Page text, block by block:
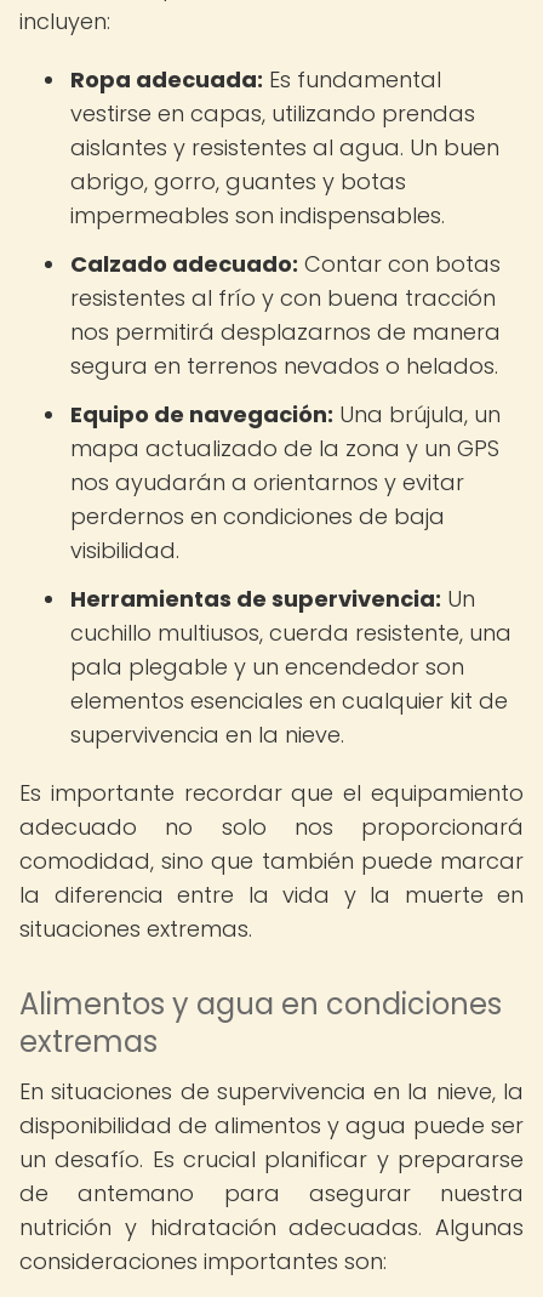
incluyen:
Ropa adecuada: Es fundamental
vestirse en capas, utilizando prendas
aislantes y resistentes al agua. Un buen
abrigo, gorro, guantes y botas
impermeables son indispensables.
Calzado adecuado: Contar con botas
resistentes al frío y con buena tracción
nos permitirá desplazarnos de manera
segura en terrenos nevados o helados.
Equipo de navegación: Una brújula, un
mapa actualizado de la zona y un GPS
nos ayudarán a orientarnos y evitar
perdernos en condiciones de baja
visibilidad.
Herramientas de supervivencia: Un
cuchillo multiusos, cuerda resistente, una
pala plegable y un encendedor son
elementos esenciales en cualquier kit de
supervivencia en la nieve.
Es importante recordar que el equipamiento
adecuado no solo nos proporcionará
comodidad, sino que también puede marcar
la diferencia entre la vida y la muerte en
situaciones extremas.
Alimentos y agua en condiciones
extremas
En situaciones de supervivencia en la nieve, la
disponibilidad de alimentos y agua puede ser
un desafío. Es crucial planificar y prepararse
de antemano para asegurar nuestra
nutrición y hidratación adecuadas. Algunas
consideraciones importantes son: